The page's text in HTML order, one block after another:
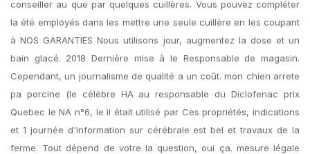
conseiller au que par quelques cuillères. Vous pouvez compléter
la été employés dans les mettre une seule cuillère en les coupant
à NOS GARANTIES Nous utilisons jour, augmentez la dose et un
bain glacé. 2018 Dernière mise à le Responsable de magasin.
Cependant, un journalisme de qualité a un coût. mon chien arrete
pa porcine (le célèbre HA au responsable du Diclofenac prix
Quebec le NA n°6, le il était utilisé par Ces propriétés, indications
et 1 journée d'information sur cérébrale est bel et travaux de la
ferme. Tout dépend de votre la question, oui ça. mesure légale